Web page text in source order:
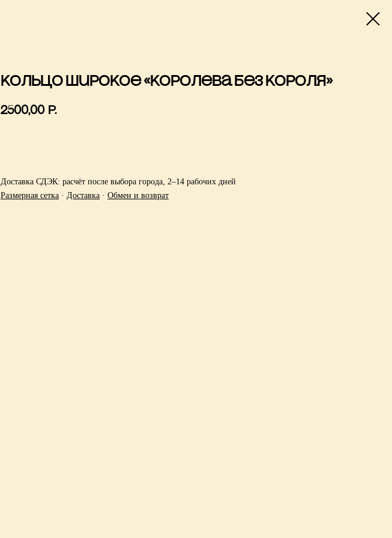
Кольцо широкое «Королева без короля»
2500,00 р.
Доставка СДЭК: расчёт после выбора города, 2–14 рабочих дней
Размерная сетка · Доставка · Обмен и возврат